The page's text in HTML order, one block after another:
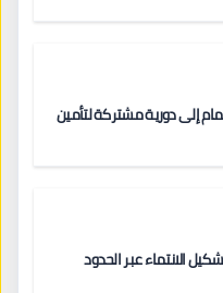
إلى دورية مشتركة لتأمين
الانتماء عبر الحدود